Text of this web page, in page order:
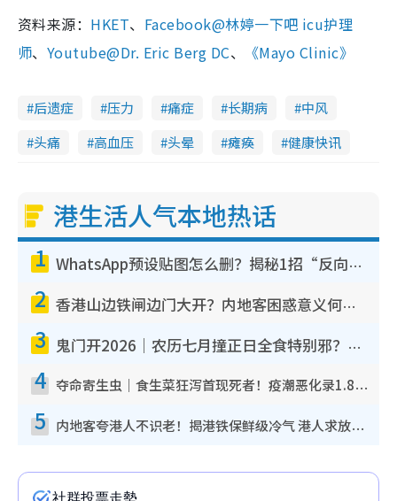
资料来源： HKET、 Facebook@林婷一下吧 icu护理
师、 Youtube@Dr. Eric Berg DC、 《Mayo Clinic》
后遗症 压力 痛症 长期病
中风
头痛
高血压 头晕 瘫痪 健康快讯
港生活人气本地热话
1 WhatsApp预设贴图怎么删？揭秘1招“反向操作”还原简洁界面 附3步实测教程
2 香港山边铁闸边门大开？内地客困惑意义何在！网友神回复：这种叫法理性防御
3 鬼门开2026｜农历七月撞正日全食特别邪？专家警告切忌做一事！揭4大禁忌+2招保平安
4 夺命寄生虫｜食生菜狂泻首现死者！疫潮恶化录1.8万宗病例 揭洗菜3大谬误
5 内地客夸港人不识老！揭港铁保鲜级冷气 港人求放过：别投诉